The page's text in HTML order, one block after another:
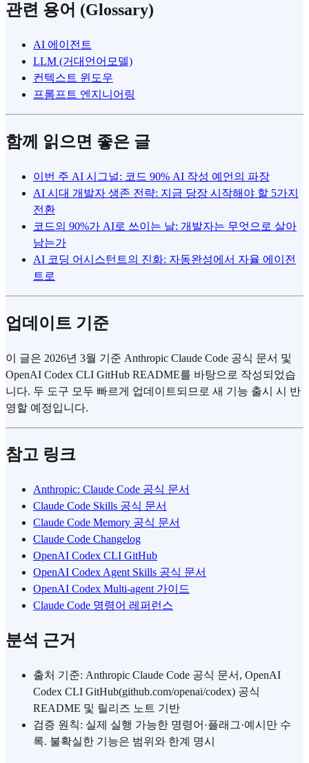
관련 용어 (Glossary)
AI 에이전트
LLM (거대언어모델)
컨텍스트 윈도우
프롬프트 엔지니어링
함께 읽으면 좋은 글
이번 주 AI 시그널: 코드 90% AI 작성 예언의 파장
AI 시대 개발자 생존 전략: 지금 당장 시작해야 할 5가지
전환
코드의 90%가 AI로 쓰이는 날: 개발자는 무엇으로 살아
남는가
AI 코딩 어시스턴트의 진화: 자동완성에서 자율 에이전
트로
업데이트 기준
이 글은 2026년 3월 기준 Anthropic Claude Code 공식 문서 및
OpenAI Codex CLI GitHub README를 바탕으로 작성되었습
니다. 두 도구 모두 빠르게 업데이트되므로 새 기능 출시 시 반
영할 예정입니다.
참고 링크
Anthropic: Claude Code 공식 문서
Claude Code Skills 공식 문서
Claude Code Memory 공식 문서
Claude Code Changelog
OpenAI Codex CLI GitHub
OpenAI Codex Agent Skills 공식 문서
OpenAI Codex Multi-agent 가이드
Claude Code 명령어 레퍼런스
분석 근거
출처 기준: Anthropic Claude Code 공식 문서, OpenAI
Codex CLI GitHub(github.com/openai/codex) 공식
README 및 릴리즈 노트 기반
검증 원칙: 실제 실행 가능한 명령어·플래그·예시만 수
록. 불확실한 기능은 범위와 한계 명시